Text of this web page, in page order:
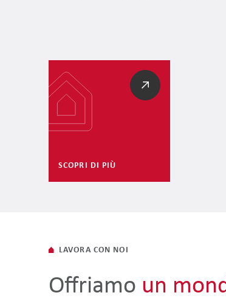
SCOPRI DI PIÙ
LAVORA CON NOI
Offriamo un